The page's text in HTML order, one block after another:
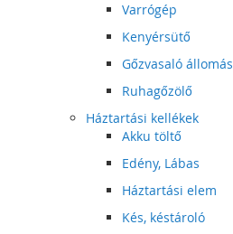
Varrógép
Kenyérsütő
Gőzvasaló állomás
Ruhagőzölő
Háztartási kellékek
Akku töltő
Edény, Lábas
Háztartási elem
Kés, késtároló